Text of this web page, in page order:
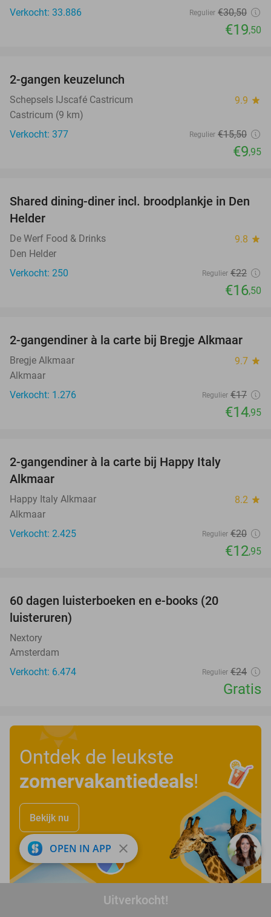
Uitverkocht!
Verkocht: 33.886
Regulier €30,50
€19,50
2-gangen keuzelunch
Schepsels IJscafé Castricum 9.9 star
Castricum (9 km)
Verkocht: 377
Regulier €15,50
€9,95
25%
Shared dining-diner incl. broodplankje in Den
Helder
De Werf Food & Drinks 9.8 star
Den Helder
Verkocht: 250
Regulier €22
€16,50
12%
2-gangendiner à la carte bij Bregje Alkmaar
Bregje Alkmaar 9.7 star
Alkmaar
Verkocht: 1.276
Regulier €17
€14,95
2-gangendiner à la carte bij Happy Italy
Alkmaar
Happy Italy Alkmaar 8.2 star
Alkmaar
Verkocht: 2.425
Regulier €20
€12,95
60 dagen luisterboeken en e-books (20
luisteruren)
Nextory
Amsterdam
Verkocht: 6.474
Regulier €24
Gratis
Ontdek de leukste
zomervakantiedeals!
Bekijk nu
OPEN IN APP close